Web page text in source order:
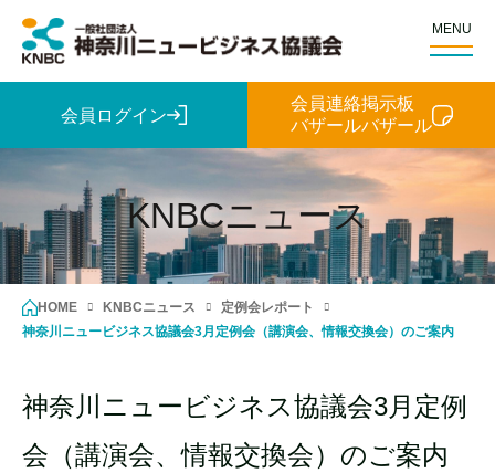
MENU
会員ログイン
会員連絡掲示板
バザールバザール
KNBCニュース
HOME KNBCニュース
定例会レポート
神奈川ニュービジネス協議会3月定例会（講演会、情報交換会）のご案内
神奈川ニュービジネス協議会3月定例
会（講演会、情報交換会）のご案内